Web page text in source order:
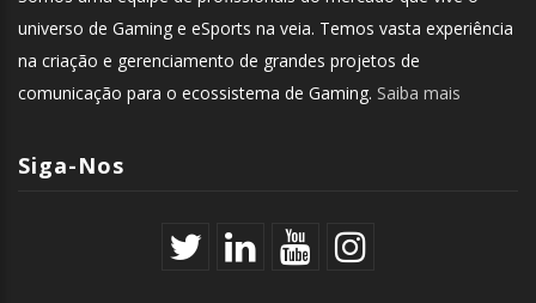
universo de Gaming e eSports na veia. Temos vasta experiência
na criação e gerenciamento de grandes projetos de
comunicação para o ecossistema de Gaming. Saiba mais
Siga-Nos